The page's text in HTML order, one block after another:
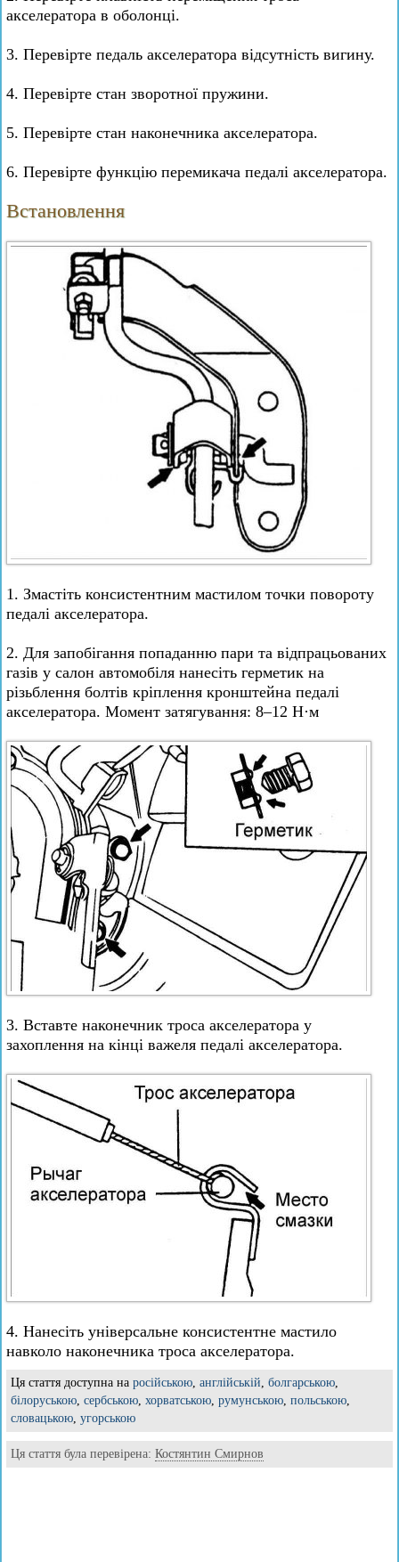
акселератора в оболонці.
3. Перевірте педаль акселератора відсутність вигину.
4. Перевірте стан зворотної пружини.
5. Перевірте стан наконечника акселератора.
6. Перевірте функцію перемикача педалі акселератора.
Встановлення
1. Змастіть консистентним мастилом точки повороту
педалі акселератора.
2. Для запобігання попаданню пари та відпрацьованих
газів у салон автомобіля нанесіть герметик на
різьблення болтів кріплення кронштейна педалі
акселератора. Момент затягування: 8–12 Н·м
3. Вставте наконечник троса акселератора у
захоплення на кінці важеля педалі акселератора.
4. Нанесіть універсальне консистентне мастило
навколо наконечника троса акселератора.
Ця стаття доступна на російською англійській болгарською
білоруською сербською хорватською румунською польською
словацькою угорською
Ця стаття була перевірена: Костянтин Смирнов